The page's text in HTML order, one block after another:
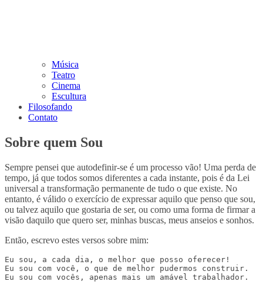
Música
Teatro
Cinema
Escultura
Filosofando
Contato
Sobre quem Sou
Sempre pensei que autodefinir-se é um processo vão! Uma perda de
tempo, já que todos somos diferentes a cada instante, pois é da Lei
universal a transformação permanente de tudo o que existe. No
entanto, é válido o exercício de expressar aquilo que penso que sou,
ou talvez aquilo que gostaria de ser, ou como uma forma de firmar a
visão daquilo que quero ser, minhas buscas, meus anseios e sonhos.
Então, escrevo estes versos sobre mim:
Eu sou, a cada dia, o melhor que posso oferecer!
Eu sou com você, o que de melhor pudermos construir.
Eu sou com vocês, apenas mais um amável trabalhador.